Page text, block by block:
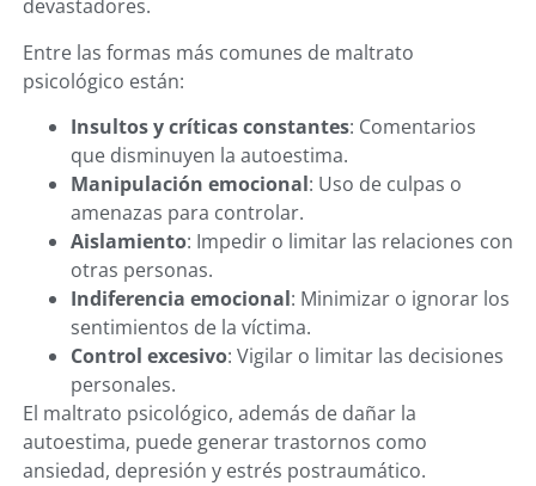
devastadores.
Entre las formas más comunes de maltrato
psicológico están:
Insultos y críticas constantes: Comentarios
que disminuyen la autoestima.
Manipulación emocional: Uso de culpas o
amenazas para controlar.
Aislamiento: Impedir o limitar las relaciones con
otras personas.
Indiferencia emocional: Minimizar o ignorar los
sentimientos de la víctima.
Control excesivo: Vigilar o limitar las decisiones
personales.
El maltrato psicológico, además de dañar la
autoestima, puede generar trastornos como
ansiedad, depresión y estrés postraumático.